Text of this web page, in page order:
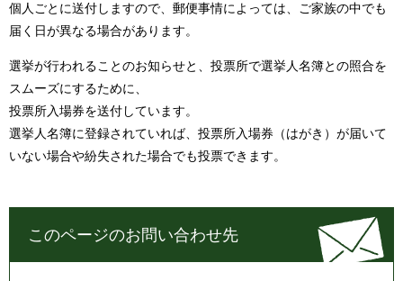
個人ごとに送付しますので、郵便事情によっては、ご家族の中でも
届く日が異なる場合があります。
選挙が行われることのお知らせと、投票所で選挙人名簿との照合を
スムーズにするために、
投票所入場券を送付しています。
選挙人名簿に登録されていれば、投票所入場券（はがき）が届いて
いない場合や紛失された場合でも投票できます。
このページのお問い合わせ先